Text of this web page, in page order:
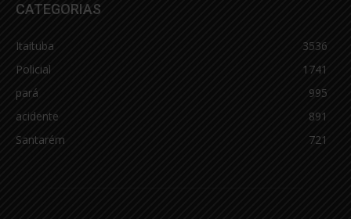
CATEGORIAS
Itaituba
3536
Policial
1741
pará
995
acidente
891
Santarém
721